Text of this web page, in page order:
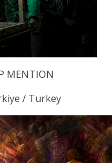
MENTION
/ Turkey